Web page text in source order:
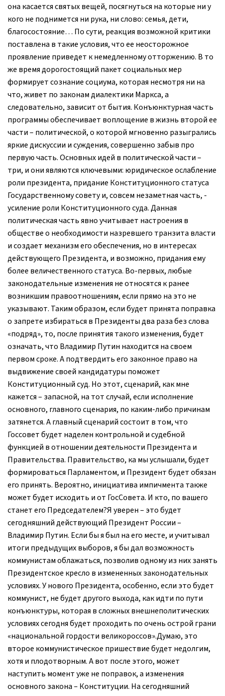
она касается святых вещей, посягнуться на которые ни у
кого не поднимется ни рука, ни слово: семья, дети,
благосостояние… По сути, реакция возможной критики
поставлена в такие условия, что ее неосторожное
проявление приведет к немедленному отторжению. В то
же время дорогостоящий пакет социальных мер
формирует сознание социума, которая несмотря ни на
что, живет по законам диалектики Маркса, а
следовательно, зависит от бытия. Конъюнктурная часть
программы обеспечивает воплощение в жизнь второй ее
части – политической, о которой мгновенно разыгрались
яркие дискуссии и суждения, совершенно забыв про
первую часть. Основных идей в политической части –
три, и они являются ключевыми: юридическое ослабление
роли президента, придание Конституционного статуса
Государственному совету и, совсем незаметная часть, -
усиление роли Конституционного суда. Данная
политическая часть явно учитывает настроения в
обществе о необходимости назревшего транзита власти
и создает механизм его обеспечения, но в интересах
действующего Президента, и возможно, придания ему
более величественного статуса. Во-первых, любые
законодательные изменения не относятся к ранее
возникшим правоотношениям, если прямо на это не
указывают. Таким образом, если будет принята поправка
о запрете избираться в Президенты два раза без слова
«подряд», то, после принятия такого изменения, будет
означать, что Владимир Путин находится на своем
первом сроке. А подтвердить его законное право на
выдвижение своей кандидатуры поможет
Конституционный суд. Но этот, сценарий, как мне
кажется – запасной, на тот случай, если исполнение
основного, главного сценария, по каким-либо причинам
затянется. А главный сценарий состоит в том, что
Госсовет будет наделен контрольной и судебной
функцией в отношении деятельности Президента и
Правительства. Правительство, ка мы услышали, будет
формироваться Парламентом, и Президент будет обязан
его принять. Вероятно, инициатива импичмента также
может будет исходить и от ГосСовета. И кто, по вашего
станет его Председателем?Я уверен – это будет
сегодняшний действующий Президент России –
Владимир Путин. Если бы я был на его месте, и учитывал
итоги предыдущих выборов, я бы дал возможность
коммунистам облажаться, позволив одному из них занять
Президентское кресло в измененных законодательных
условиях. У нового Президента, особенно, если это будет
коммунист, не будет другого выхода, как идти по пути
конъюнктуры, которая в сложных внешнеполитических
условиях сегодня будет проходить по очень острой грани
«национальной гордости великороссов».Думаю, это
второе коммунистическое пришествие будет недолгим,
хотя и плодотворным. А вот после этого, может
наступить момент уже не поправок, а изменения
основного закона – Конституции. На сегодняшний